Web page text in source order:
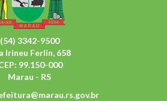
(54) 3342-9500
Irineu Ferlin, 658
99.150-000
Marau - RS